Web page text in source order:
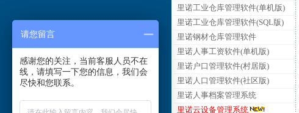
里诺工业仓库管理软件(单机版)
里诺工业仓库管理软件(SQL版)
里诺钢材仓库管理软件
里诺人事工资软件(单机版)
里诺户口管理软件(村居版)
里诺人口管理软件(社区版)
里诺人事档案管理系统
里诺云设备管理系统
请您留言
感谢您的关注，当前客服人员不在
线，请填写一下您的信息，我们会
尽快和您联系。